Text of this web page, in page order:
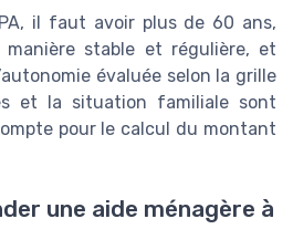
il faut avoir plus de 60 ans,
stable et régulière, et
évaluée selon la grille
et la situation familiale sont
pour le calcul du montant
une aide ménagère à